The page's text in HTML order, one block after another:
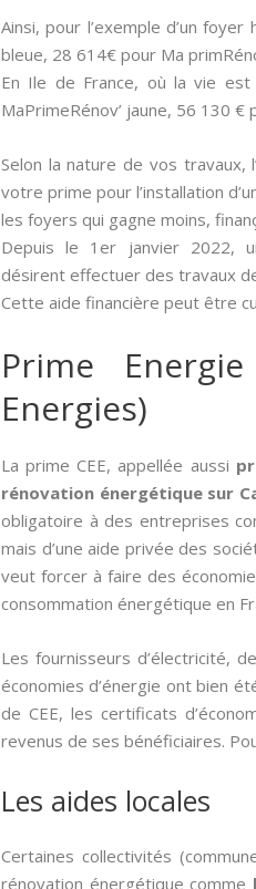
Ainsi, pour l’exemple d’un
bleue, 28 614€ pour Ma
En Ile de France, où la vie
MaPrimeRénov’ jaune, 56 130
Selon la nature de vos
votre prime pour l’installation
les foyers qui gagne moins,
Depuis le 1er janvier 2022,
désirent effectuer des travaux
Cette aide financière peut être
Prime
Energies)
La prime CEE, appellée aussi­
rénovation énergétique sur
obligatoire à des entreprises
mais d’une aide privée des
veut forcer à faire des
consommation énergétique en
Les fournisseurs d’électricité,
économies d’énergie ont bien
de CEE, les certificats
revenus de ses bénéficiaires.
Les aides locales
Certaines collectivités
rénovation énergétique comme